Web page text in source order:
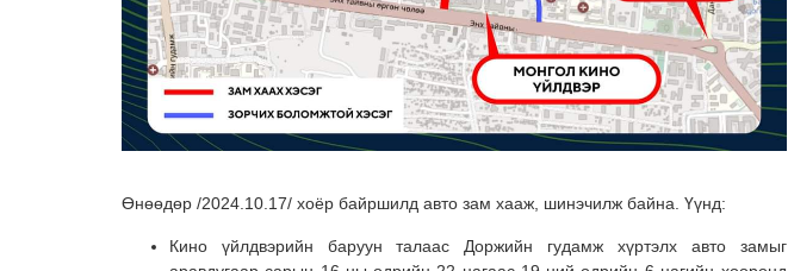
Өнөөдөр /2024.10.17/ хоёр байршилд авто зам хааж, шинэчилж байна. Үүнд:
Кино үйлдвэрийн баруун талаас Доржийн гудамж хүртэлх авто замыг